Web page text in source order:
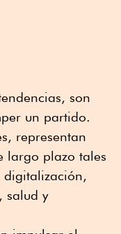
son
un partido.
representan
largo plazo tales
salud y